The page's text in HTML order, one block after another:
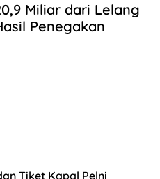
Miliar dari Lelang
Penegakan
Tiket Kapal Pelni